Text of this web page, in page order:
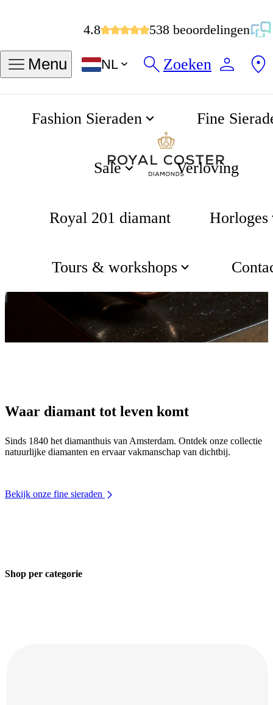
Menu NL Zoeken
Fashion Sieraden Fine
Sale Verloving
Royal 201 diamant Horloges
Tours & workshops
Waar diamant tot leven komt
Sinds 1840 het diamanthuis van Amsterdam. Ontdek onze collectie
natuurlijke diamanten en ervaar vakmanschap van dichtbij.
Bekijk onze fine sieraden
Shop per categorie